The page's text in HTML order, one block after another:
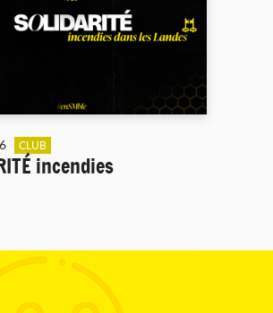
CLUB
incendies